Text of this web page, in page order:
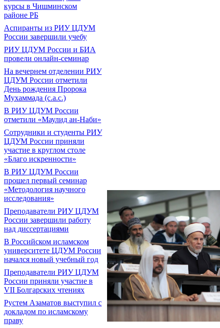
курсы в Чишминском
районе РБ
Аспиранты из РИУ ЦДУМ
России завершили учебу
РИУ ЦДУМ России и БИА
провели онлайн-семинар
На вечернем отделении РИУ
ЦДУМ России отметили
День рождения Пророка
Мухаммада (с.а.с.)
В РИУ ЦДУМ России
отметили «Маулид ан-Наби»
Сотрудники и студенты РИУ
ЦДУМ России приняли
участие в круглом столе
«Благо искренности»
В РИУ ЦДУМ России
прошел первый семинар
«Методология научного
исследования»
Преподаватели РИУ ЦДУМ
России завершили работу
над диссертациями
В Российском исламском
университете ЦДУМ России
начался новый учебный год
Преподаватели РИУ ЦДУМ
России приняли участие в
VII Болгарских чтениях
Рустем Азаматов выступил с
докладом по исламскому
праву